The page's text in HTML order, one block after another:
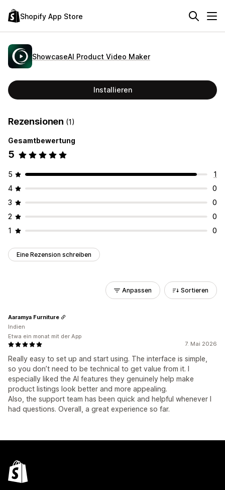
Shopify App Store
ShowcaseAI Product Video Maker
Installieren
Rezensionen (1)
Gesamtbewertung
5
5
1
4
0
3
0
2
0
1
0
Eine Rezension schreiben
Anpassen Sortieren
7. Mai 2026
Really easy to set up and start using. The interface is simple,
so you don’t need to be technical to get value from it. I
especially liked the AI features they genuinely help make
product listings look better and more appealing.
Also, the support team has been quick and helpful whenever I
had questions. Overall, a great experience so far.
Aaramya Furniture
Indien
Etwa ein monat mit der App